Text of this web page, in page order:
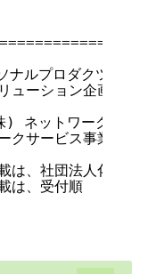
ルプロダクツ(株)
ション企画本部エ
トワークサービ
サービス事業部長
、社団法人化以降
は、受付順